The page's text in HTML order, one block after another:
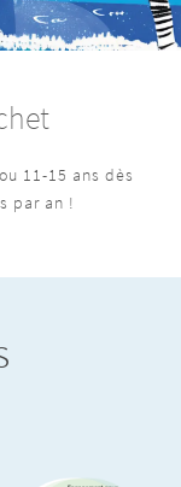
11-15 ans dès
par an !